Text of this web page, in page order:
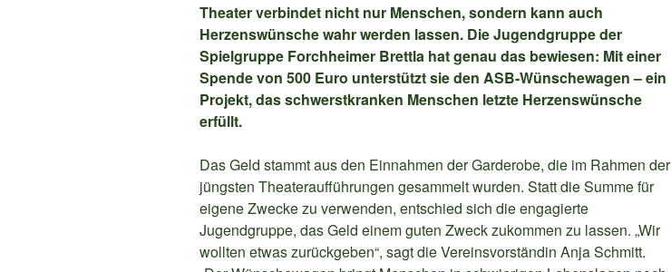
Theater verbindet nicht nur Menschen, sondern kann auch
Herzenswünsche wahr werden lassen. Die Jugendgruppe der
Spielgruppe Forchheimer Brettla hat genau das bewiesen: Mit einer
Spende von 500 Euro unterstützt sie den ASB-Wünschewagen – ein
Projekt, das schwerstkranken Menschen letzte Herzenswünsche
erfüllt.
Das Geld stammt aus den Einnahmen der Garderobe, die im Rahmen der
jüngsten Theateraufführungen gesammelt wurden. Statt die Summe für
eigene Zwecke zu verwenden, entschied sich die engagierte
Jugendgruppe, das Geld einem guten Zweck zukommen zu lassen. „Wir
wollten etwas zurückgeben“, sagt die Vereinsvorständin Anja Schmitt.